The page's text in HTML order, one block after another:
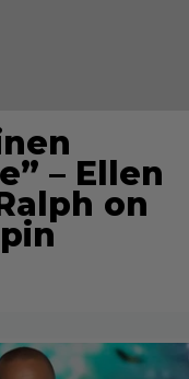
– Ellen
on